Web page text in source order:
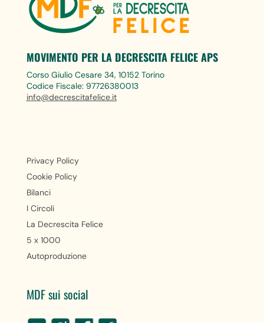
MOVIMENTO PER LA DECRESCITA FELICE APS
Corso Giulio Cesare 34, 10152 Torino
Codice Fiscale: 97726380013
info@decrescitafelice.it
Privacy Policy
Cookie Policy
Bilanci
I Circoli
La Decrescita Felice
5 x 1000
Autoproduzione
MDF sui social